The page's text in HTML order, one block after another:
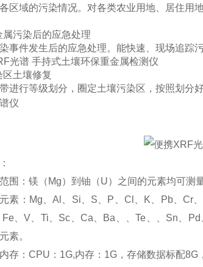
区域的污染情况。对各类农业用地、居住用
属污染后的应急处理
事件发生后的应急处理。能快速、现场追踪
区土壤修复
进行等级划分，圈定土壤污染区，按照划分
仪
围：镁（Mg）到铀（U）之间的元素均可测
素：Mg、Al、Si、S、P、Cl、K、Pb、Cr
、V、Ti、Sc、Ca、Ba、、Te、、Sn、
素。
存：CPU：1G,内存：1G，存储数据标配